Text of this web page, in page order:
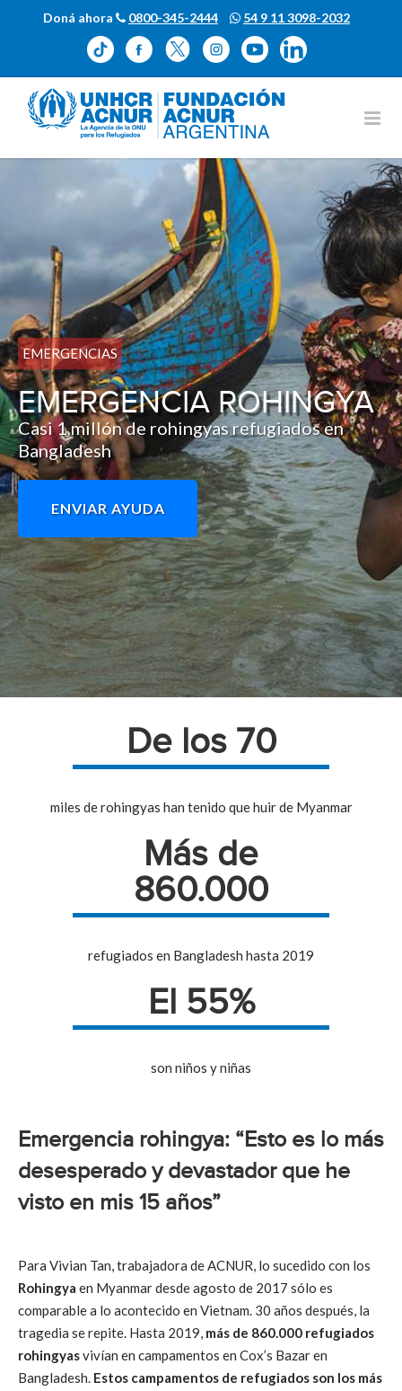
Doná ahora 0800-345-2444 54 9 11 3098-2032
EMERGENCIAS
EMERGENCIA ROHINGYA
Casi 1 millón de rohingyas refugiados en
Bangladesh
ENVIAR AYUDA
De los 70
miles de rohingyas han tenido que huir de Myanmar
Más de
860.000
refugiados en Bangladesh hasta 2019
El 55%
son niños y niñas
Emergencia rohingya: “Esto es lo más
desesperado y devastador que he
visto en mis 15 años”
Para Vivian Tan, trabajadora de ACNUR, lo sucedido con los
Rohingya en Myanmar desde agosto de 2017 sólo es
comparable a lo acontecido en Vietnam. 30 años después, la
tragedia se repite. Hasta 2019, más de 860.000 refugiados
rohingyasvivían en campamentos en Cox’s Bazar en
Bangladesh. Estos campamentos de refugiados son los más